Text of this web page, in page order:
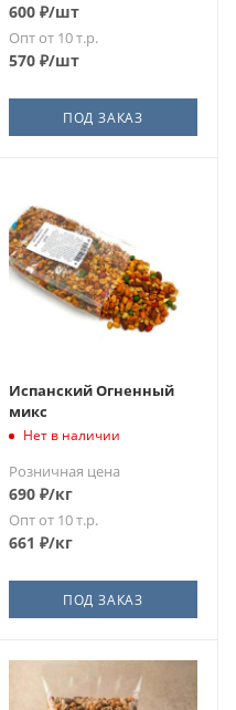
600 ₽/шт
Опт от 10 т.р.
570 ₽/шт
ПОД ЗАКАЗ
Испанский Огненный
микс
Нет в наличии
Розничная цена
690 ₽/кг
Опт от 10 т.р.
661 ₽/кг
ПОД ЗАКАЗ